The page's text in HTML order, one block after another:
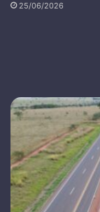
25/06/2026